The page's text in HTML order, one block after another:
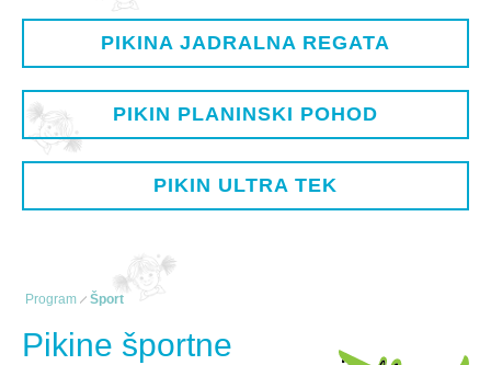
PIKINA JADRALNA REGATA
PIKIN PLANINSKI POHOD
PIKIN ULTRA TEK
Program Šport
Pikine športne